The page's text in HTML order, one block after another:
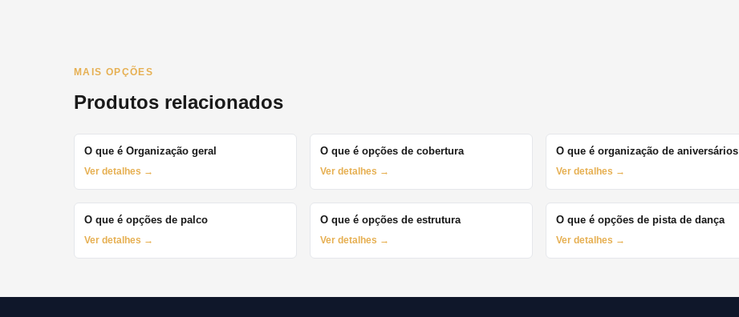
MAIS OPÇÕES
Produtos relacionados
O que é Organização geral
Ver detalhes →
O que é opções de cobertura
Ver detalhes →
O que é organização de aniversários
Ver detalhes →
O que é opções de palco
Ver detalhes →
O que é opções de estrutura
Ver detalhes →
O que é opções de pista de dança
Ver detalhes →